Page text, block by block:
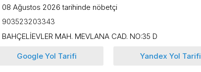
08 Ağustos 2026 tarihinde nöbetçi
903523203343
BAHÇELİEVLER MAH. MEVLANA CAD. NO:35 D
Google Yol Tarifi Yandex Yol Tarifi